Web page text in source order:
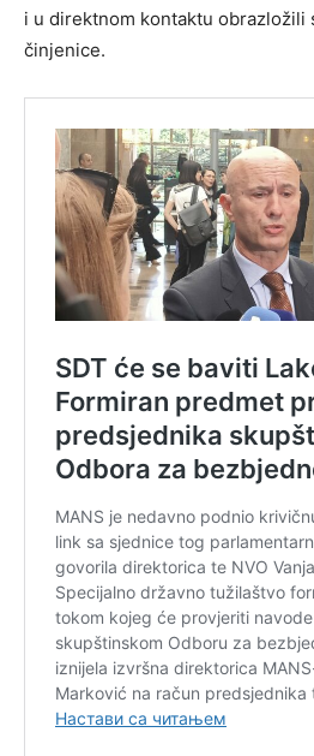
i u direktnom kontaktu obrazložili
činjenice.